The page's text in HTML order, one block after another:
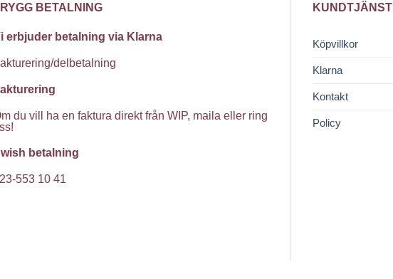
BETALNING
erbjuder betalning via Klarna
delbetalning
du vill ha en faktura direkt från WIP, maila eller ring
betalning
553 10 41
KUNDTJÄNST
Köpvillkor
Klarna
Kontakt
Policy